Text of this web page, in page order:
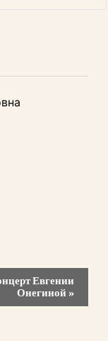
Евгении
Онегиной »